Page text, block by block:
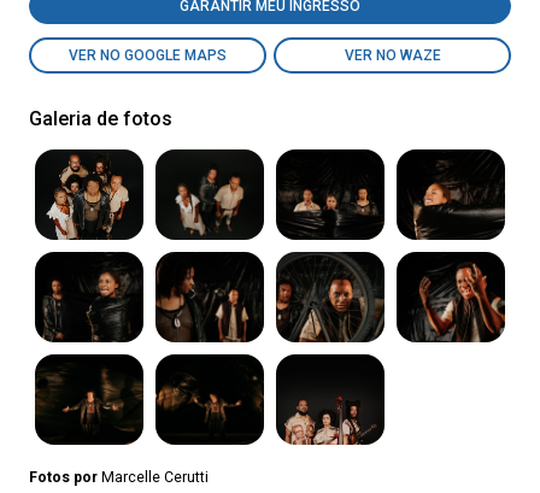
GARANTIR MEU INGRESSO
VER NO GOOGLE MAPS VER NO WAZE
Galeria de fotos
Fotos por Marcelle Cerutti